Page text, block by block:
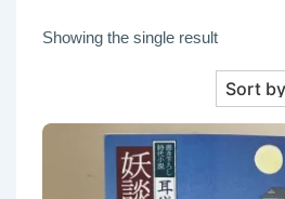
Showing the single result